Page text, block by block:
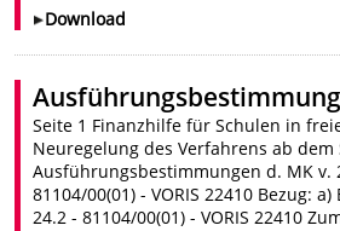
Download
Seite 1 Finanzhilfe für Schulen in
Neuregelung des Verfahrens ab
Ausführungsbestimmungen d. MK v.
81104/00(01) - VORIS 22410 Bezug:
24.2 - 81104/00(01) - VORIS 22410